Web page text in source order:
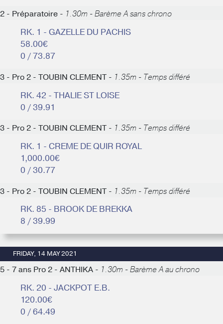
2 - Préparatoire - 1.30m - Barème A sans chrono
RK. 1 - GAZELLE DU PACHIS
58.00€
0 / 73.87
3 - Pro 2 - TOUBIN CLEMENT - 1.35m - Temps différé
RK. 42 - THALIE ST LOISE
0 / 39.91
3 - Pro 2 - TOUBIN CLEMENT - 1.35m - Temps différé
RK. 1 - CREME DE QUIR ROYAL
1,000.00€
0 / 30.77
3 - Pro 2 - TOUBIN CLEMENT - 1.35m - Temps différé
RK. 85 - BROOK DE BREKKA
8 / 39.99
FRIDAY, 14 MAY 2021
5 - 7 ans Pro 2 - ANTHIKA - 1.30m - Barème A au chrono
RK. 20 - JACKPOT E.B.
120.00€
0 / 64.49